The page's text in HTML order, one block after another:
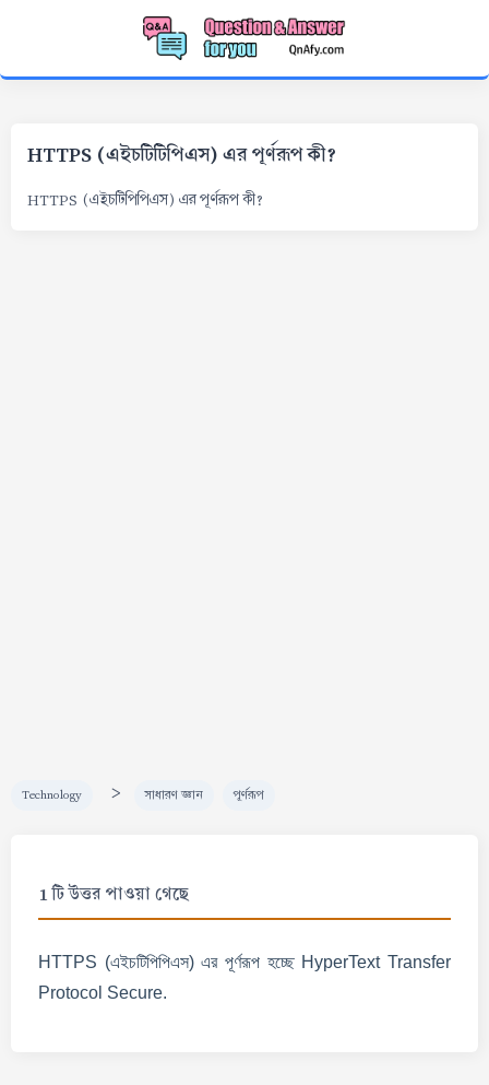
HTTPS (এইচটিটিপিএস) এর পূর্ণরূপ কী?
HTTPS (এইচটিপিপিএস) এর পূর্ণরূপ কী?
Technology > সাধারণ জ্ঞান পূর্ণরূপ
1 টি উত্তর পাওয়া গেছে
HTTPS (এইচটিপিপিএস) এর পূর্ণরূপ হচ্ছে HyperText Transfer
Protocol Secure.